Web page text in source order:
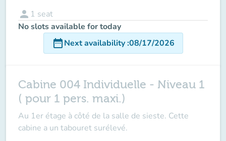
person 1 seat
No slots available for today
date_rangeNext availability:08/17/2026
Cabine 004 Individuelle - Niveau 1
( pour 1 pers. maxi.)
Au 1er étage à côté de la salle de sieste. Cette
cabine a un tabouret surélevé.